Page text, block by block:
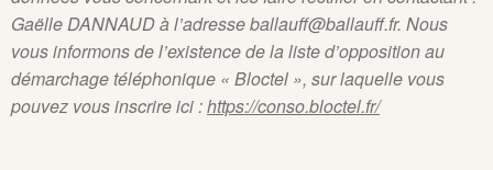
Gaëlle DANNAUD à l’adresse ballauff@ballauff.fr. Nous
vous informons de l’existence de la liste d’opposition au
démarchage téléphonique « Bloctel », sur laquelle vous
pouvez vous inscrire ici :https://conso.bloctel.fr/